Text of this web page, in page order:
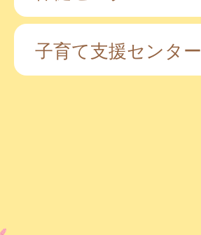
子育て支援センター